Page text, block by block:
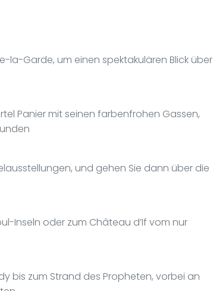
la-Garde, um einen spektakulären Blick über
Panier mit seinen farbenfrohen Gassen,
und gehen Sie dann über die
Inseln oder zum Château d’If vom nur
bis zum Strand des Propheten, vorbei an